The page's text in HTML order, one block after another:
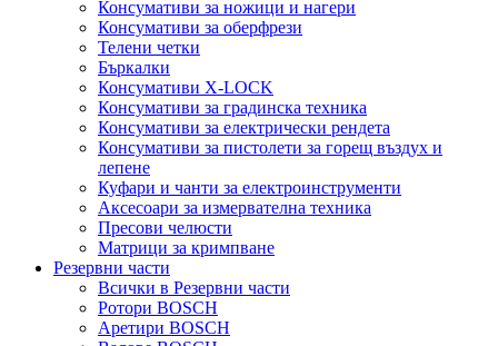
Консумативи за ножици и нагери
Консумативи за оберфрези
Телени четки
Бъркалки
Консумативи X-LOCK
Консумативи за градинска техника
Консумативи за електрически рендета
Консумативи за пистолети за горещ въздух и
лепене
Куфари и чанти за електроинструменти
Аксесоари за измервателна техника
Пресови челюсти
Матрици за кримпване
Резервни части
Всички в Резервни части
Ротори BOSCH
Аретири BOSCH